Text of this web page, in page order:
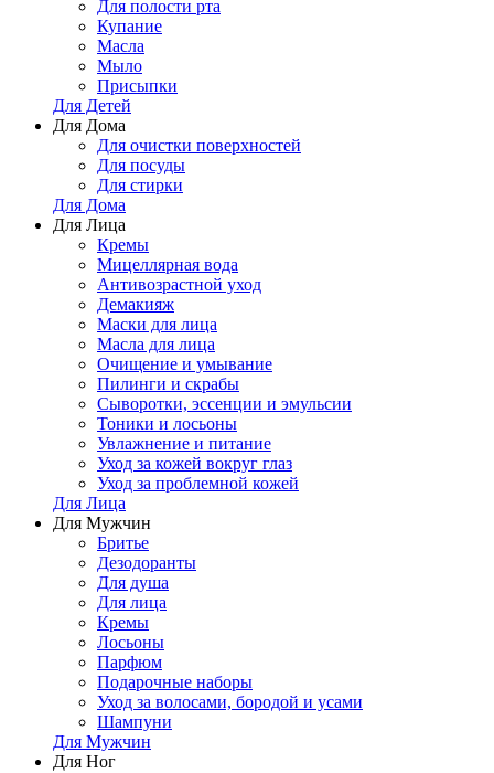
Для полости рта
Купание
Масла
Мыло
Присыпки
Для Детей
Для Дома
Для очистки поверхностей
Для посуды
Для стирки
Для Дома
Для Лица
Кремы
Мицеллярная вода
Антивозрастной уход
Демакияж
Маски для лица
Масла для лица
Очищение и умывание
Пилинги и скрабы
Сыворотки, эссенции и эмульсии
Тоники и лосьоны
Увлажнение и питание
Уход за кожей вокруг глаз
Уход за проблемной кожей
Для Лица
Для Мужчин
Бритье
Дезодоранты
Для душа
Для лица
Кремы
Лосьоны
Парфюм
Подарочные наборы
Уход за волосами, бородой и усами
Шампуни
Для Мужчин
Для Ног